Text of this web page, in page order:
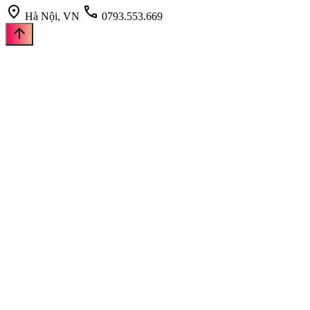
location_on Hà Nội, VN call 0793.553.669
arrow_upward